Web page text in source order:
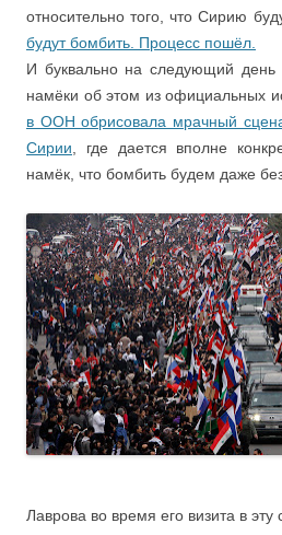
относительно того, что Сирию
будут бомбить. Процесс пошёл.
И буквально на следующий день
намёки об этом из официальных
в ООН обрисовала мрачный
Сирии , где дается вполне
намёк, что бомбить будем даже
Лаврова во время его визита в эту